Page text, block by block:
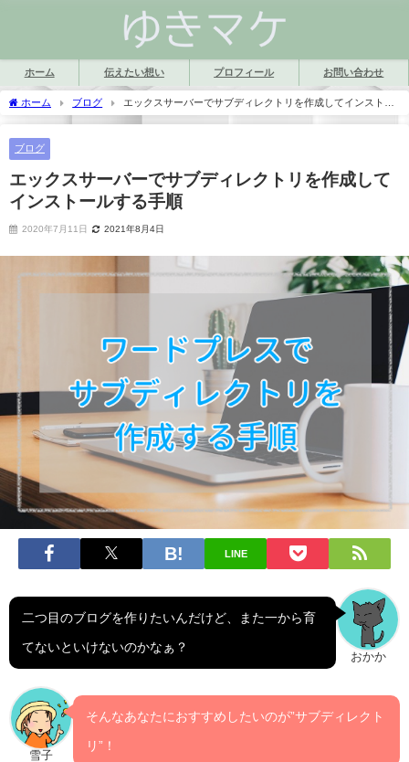
ホーム 伝えたい想い プロフィール お問い合わせ
ホーム ブログ
エックスサーバーでサブディレクトリを作成してインストー
ルする手順
ブログ
エックスサーバーでサブディレクトリを作成して
インストールする手順
2020年7月11日 2021年8月4日
LINE
おかか
二つ目のブログを作りたいんだけど、また一から育
てないといけないのかなぁ？
雪子
そんなあなたにおすすめしたいのが”サブディレクト
リ”！